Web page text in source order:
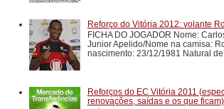
Reforço do Vitória 2012: volante
FICHA DO JOGADOR Nome:
Junior Apelido/Nome na camisa:
nascimento: 23/12/1981 Natural de:
Reforços do EC Vitória 2011
renovações, saídas e os que ficam)